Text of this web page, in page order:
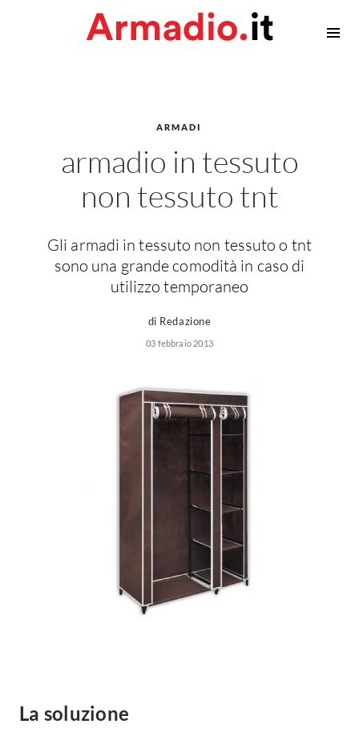
Cabina armadio
Accessori Armadi
ARMADI
armadio in tessuto
non tessuto tnt
Gli armadi in tessuto non tessuto o tnt
sono una grande comodità in caso di
utilizzo temporaneo
di Redazione
03 febbraio 2013
La soluzione